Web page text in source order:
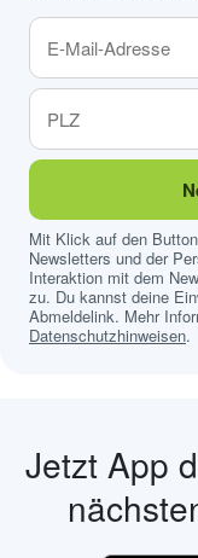
Mit Klick auf den
Newsletters und der
Interaktion mit dem
zu. Du kannst deine
Abmeldelink. Mehr
Datenschutzhinweisen.
Jetzt App